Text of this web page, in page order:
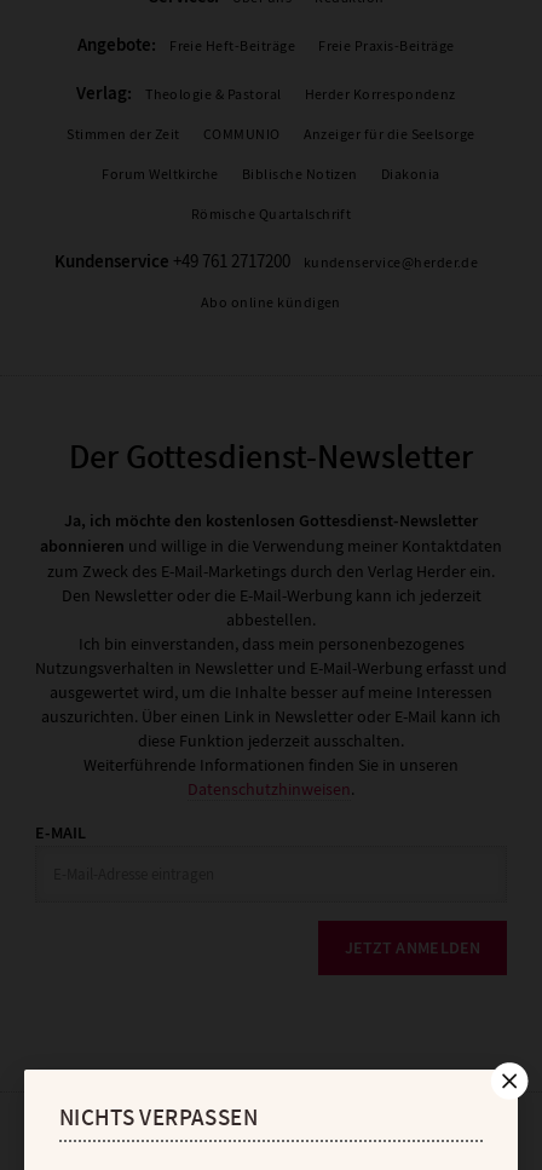
Angebote: Freie Heft-Beiträge Freie Praxis-Beiträge
Verlag: Theologie & Pastoral Herder Korrespondenz
Stimmen der Zeit COMMUNIO Anzeiger für die Seelsorge
Forum Weltkirche Biblische Notizen Diakonia
Römische Quartalschrift
Kundenservice +49 761 2717200 kundenservice@herder.de
Abo online kündigen
Der Gottesdienst-Newsletter
Ja, ich möchte den kostenlosen Gottesdienst-Newsletter
abonnieren und willige in die Verwendung meiner Kontaktdaten
zum Zweck des E-Mail-Marketings durch den Verlag Herder ein.
Den Newsletter oder die E-Mail-Werbung kann ich jederzeit
abbestellen.
Ich bin einverstanden, dass mein personenbezogenes
Nutzungsverhalten in Newsletter und E-Mail-Werbung erfasst und
ausgewertet wird, um die Inhalte besser auf meine Interessen
auszurichten. Über einen Link in Newsletter oder E-Mail kann ich
diese Funktion jederzeit ausschalten.
Weiterführende Informationen finden Sie in unseren
Datenschutzhinweisen.
E-MAIL
JETZT ANMELDEN
AGB und Widerrufsbelehrung Datenschutz Barrierefreiheit
NICHTS VERPASSEN